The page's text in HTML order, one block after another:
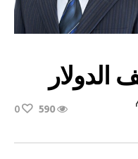
590
0